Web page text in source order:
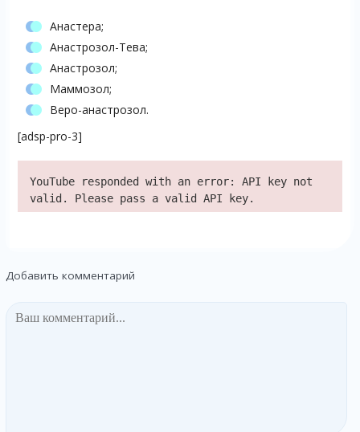
Анастера;
Анастрозол-Тева;
Анастрозол;
Маммозол;
Веро-анастрозол.
[adsp-pro-3]
YouTube responded with an error: API key not
valid. Please pass a valid API key.
Добавить комментарий